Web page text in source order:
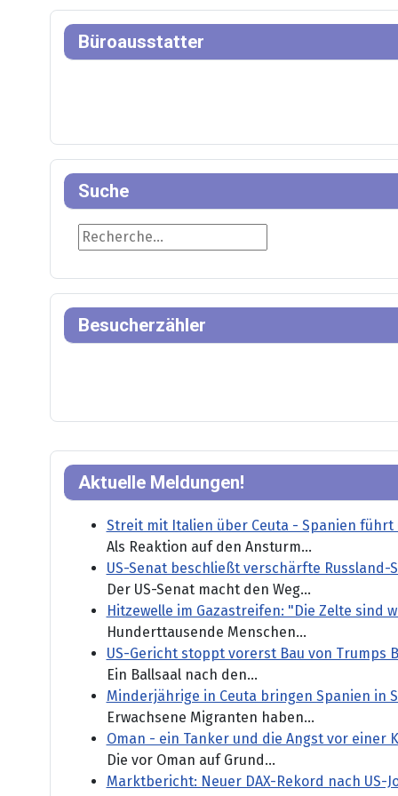
Aktuelle Meldungen!
Streit mit Italien über Ceuta - Spanien
Als Reaktion auf den Ansturm...
US-Senat beschließt verschärfte Russland-
Der US-Senat macht den Weg...
Hitzewelle im Gazastreifen: "Die Zelte sind
Hunderttausende Menschen...
US-Gericht stoppt vorerst Bau von Trumps
Ein Ballsaal nach den...
Minderjährige in Ceuta bringen Spanien in
Erwachsene Migranten haben...
Oman - ein Tanker und die Angst vor einer
Die vor Oman auf Grund...
Marktbericht: Neuer DAX-Rekord nach US-
Büroausstatter
Suche
Suche
Besucherzähler